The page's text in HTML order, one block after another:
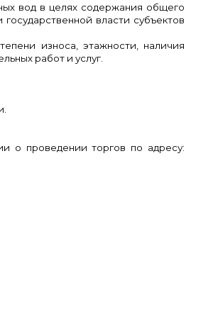
вод в целях содержания общего
власти субъектов
износа, этажности, наличия
работ и услуг.
о проведении торгов по адресу: